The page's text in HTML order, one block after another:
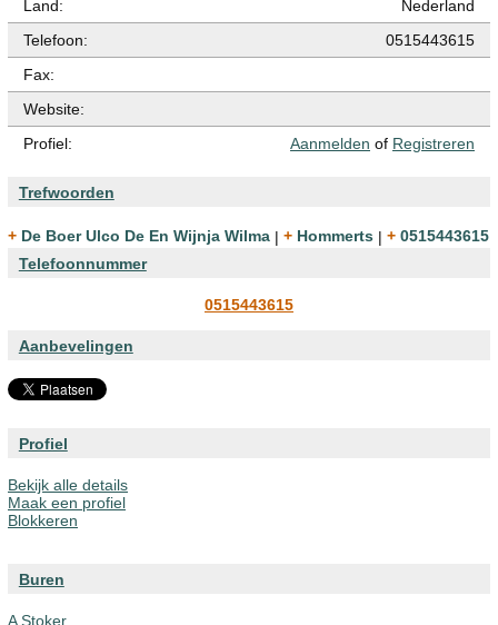
Land:
Nederland
Telefoon:
0515443615
Fax:
Website:
Profiel:
Aanmelden of Registreren
Trefwoorden
+ De Boer Ulco De En Wijnja Wilma | + Hommerts |
+ 0515443615
Telefoonnummer
0515443615
Aanbevelingen
Profiel
Bekijk alle details
Maak een profiel
Blokkeren
Buren
A Stoker